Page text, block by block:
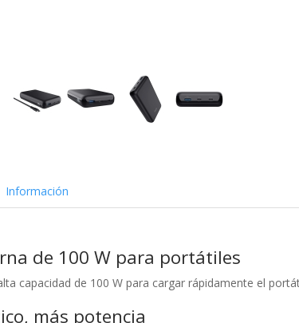
Información
de 100 W para portátiles
capacidad de 100 W para cargar rápidamente el
más potencia